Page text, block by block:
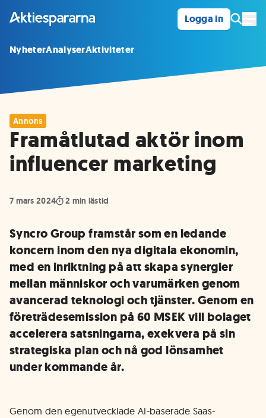
Logga in
NyheterAnalyserAktiviteter
Annons
Framåtlutad aktör inom
influencer marketing
7 mars 2024 2 min lästid
Syncro Group framstår som en ledande
koncern inom den nya digitala ekonomin,
med en inriktning på att skapa synergier
mellan människor och varumärken genom
avancerad teknologi och tjänster. Genom en
företrädesemission på 60 MSEK vill bolaget
accelerera satsningarna, exekvera på sin
strategiska plan och nå god lönsamhet
under kommande år.
Genom den egenutvecklade AI-baserade Saas-